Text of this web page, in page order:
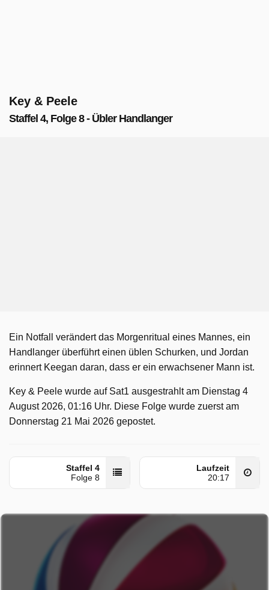
Key & Peele
Staffel 4, Folge 8 - Übler Handlanger
Ein Notfall verändert das Morgenritual eines Mannes, ein
Handlanger überführt einen üblen Schurken, und Jordan
erinnert Keegan daran, dass er ein erwachsener Mann ist.
Key & Peele wurde auf Sat1 ausgestrahlt am Dienstag 4
August 2026, 01:16 Uhr. Diese Folge wurde zuerst am
Donnerstag 21 Mai 2026 gepostet.
Staffel 4
Folge 8
Laufzeit
20:17